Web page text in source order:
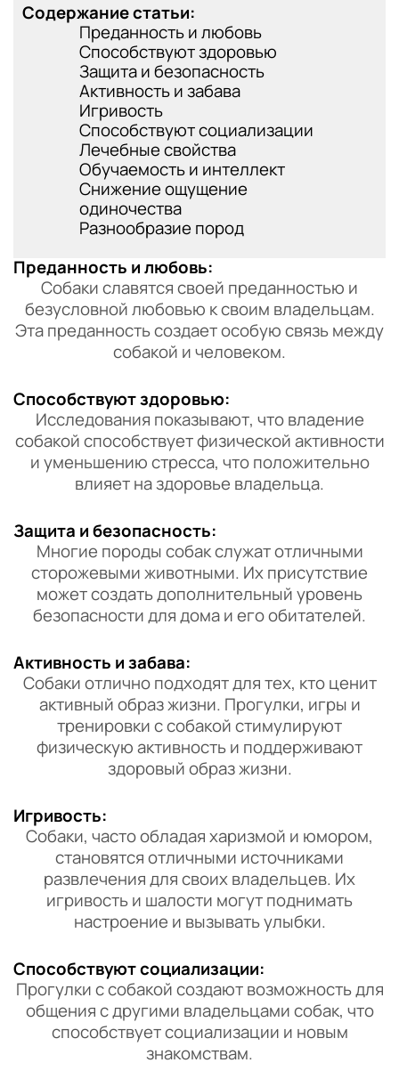
Содержание статьи:
Преданность и любовь
Способствуют здоровью
Защита и безопасность
Активность и забава
Игривость
Способствуют социализации
Лечебные свойства
Обучаемость и интеллект
Снижение ощущение
одиночества
Разнообразие пород
Преданность и любовь:
Собаки славятся своей преданностью и
безусловной любовью к своим владельцам.
Эта преданность создает особую связь между
собакой и человеком.
Способствуют здоровью:
Исследования показывают, что владение
собакой способствует физической активности
и уменьшению стресса, что положительно
влияет на здоровье владельца.
Защита и безопасность:
Многие породы собак служат отличными
сторожевыми животными. Их присутствие
может создать дополнительный уровень
безопасности для дома и его обитателей.
Активность и забава:
Собаки отлично подходят для тех, кто ценит
активный образ жизни. Прогулки, игры и
тренировки с собакой стимулируют
физическую активность и поддерживают
здоровый образ жизни.
Игривость:
Собаки, часто обладая харизмой и юмором,
становятся отличными источниками
развлечения для своих владельцев. Их
игривость и шалости могут поднимать
настроение и вызывать улыбки.
Способствуют социализации:
Прогулки с собакой создают возможность для
общения с другими владельцами собак, что
способствует социализации и новым
знакомствам.